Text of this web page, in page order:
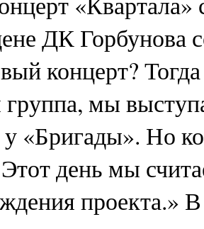
ДК Горбунова
концерт?
группа, мы
у «Бригады». Но
день мы
проекта.»